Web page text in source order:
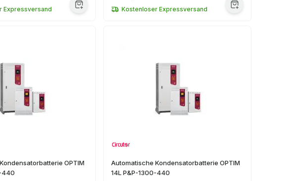
Expressversand Kostenloser Expressversand
OPTIM
440
Automatische Kondensatorbatterie OPTIM
14L P&P-1300-440